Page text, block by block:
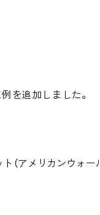
例を追加しました。
（アメリカンウォ